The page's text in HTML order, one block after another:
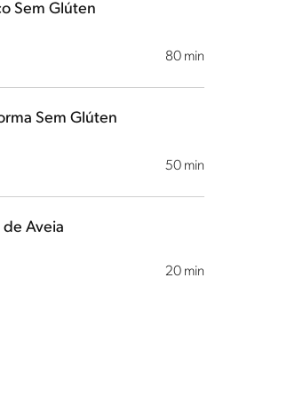
80 min
Sem Glúten
50 min
Sem Glúten
20 min
de Aveia